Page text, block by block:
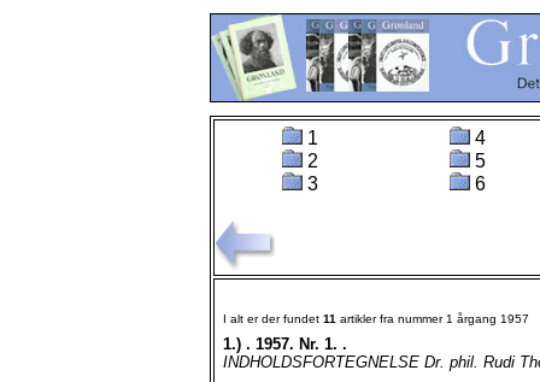
1
2
3
4
5
6
I alt er der fundet 11 artikler fra nummer 1 årgang 1957
1.) . 1957. Nr. 1. .
INDHOLDSFORTEGNELSE Dr. phil. Rudi